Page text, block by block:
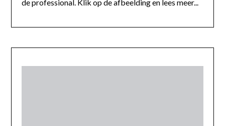
de professional. Klik op de afbeelding en lees meer...